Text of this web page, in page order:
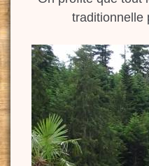
traditionnelle